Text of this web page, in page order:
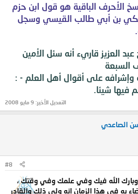
الأحرف الباقية هو قول ابن حزم
مكي بن أبي طالب القيسي وسجل
العزيز قاريء أنه سئل الأمين
السبعة
على أقوال أهل العلم - :
فيها شيئا.
التعديل الأخير: 9 مايو 2008
الصاعدي
#8
وبارك الله فيك وفي علمك وفي وقتك ،
في هذا الزمان إنه ولي ذلك والقادر